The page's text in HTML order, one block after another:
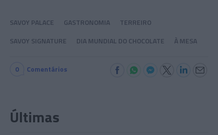
SAVOY PALACE GASTRONOMIA
TERREIRO
SAVOY SIGNATURE
DIA MUNDIAL DO CHOCOLATE À MESA
0 Comentários
Últimas